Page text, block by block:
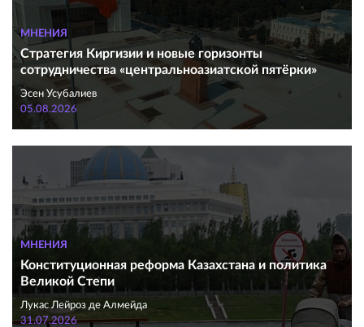
МНЕНИЯ
Стратегия Киргизии и новые горизонты
сотрудничества «центральноазиатской пятёрки»
Эсен Усубалиев
05.08.2026
МНЕНИЯ
Конституционная реформа Казахстана и политика
Великой Степи
Лукас Лейроз де Алмейда
31.07.2026